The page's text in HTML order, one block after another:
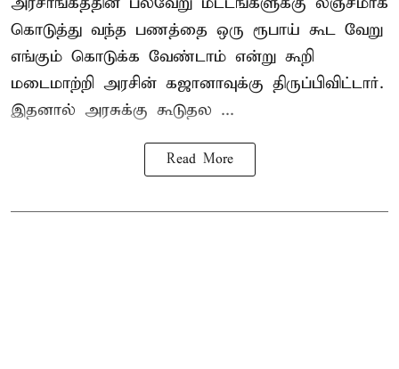
கொடுத்து வந்த பணத்தை ஒரு ரூபாய் கூட வேறு
எங்கும் கொடுக்க வேண்டாம் என்று கூறி
மடைமாற்றி அரசின் கஜானாவுக்கு திருப்பிவிட்டார்.
இதனால் அரசுக்கு கூடுதல ...
Read More